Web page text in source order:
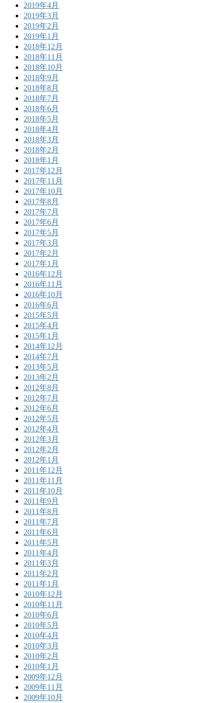
2019年4月
2019年3月
2019年2月
2019年1月
2018年12月
2018年11月
2018年10月
2018年9月
2018年8月
2018年7月
2018年6月
2018年5月
2018年4月
2018年3月
2018年2月
2018年1月
2017年12月
2017年11月
2017年10月
2017年8月
2017年7月
2017年6月
2017年5月
2017年3月
2017年2月
2017年1月
2016年12月
2016年11月
2016年10月
2016年6月
2015年5月
2015年4月
2015年1月
2014年12月
2014年7月
2013年5月
2013年2月
2012年8月
2012年7月
2012年6月
2012年5月
2012年4月
2012年3月
2012年2月
2012年1月
2011年12月
2011年11月
2011年10月
2011年9月
2011年8月
2011年7月
2011年6月
2011年5月
2011年4月
2011年3月
2011年2月
2011年1月
2010年12月
2010年11月
2010年6月
2010年5月
2010年4月
2010年3月
2010年2月
2010年1月
2009年12月
2009年11月
2009年10月